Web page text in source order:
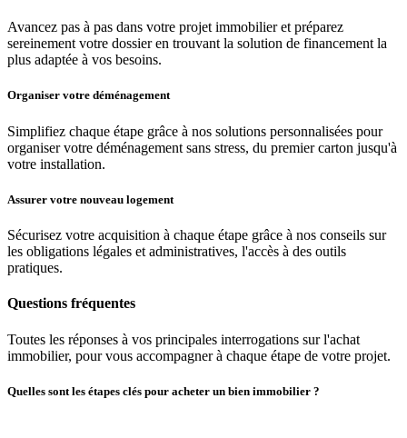
Avancez pas à pas dans votre projet immobilier et préparez
sereinement votre dossier en trouvant la solution de financement la
plus adaptée à vos besoins.
Organiser votre déménagement
Simplifiez chaque étape grâce à nos solutions personnalisées pour
organiser votre déménagement sans stress, du premier carton jusqu'à
votre installation.
Assurer votre nouveau logement
Sécurisez votre acquisition à chaque étape grâce à nos conseils sur
les obligations légales et administratives, l'accès à des outils
pratiques.
Questions fréquentes
Toutes les réponses à vos principales interrogations sur l'achat
immobilier, pour vous accompagner à chaque étape de votre projet.
Quelles sont les étapes clés pour acheter un bien immobilier ?